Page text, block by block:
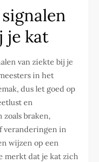
je kat
van ziekte bij je
in het
dus let goed op
en
zoals braken,
veranderingen in
wijzen op een
merkt dat je kat zich